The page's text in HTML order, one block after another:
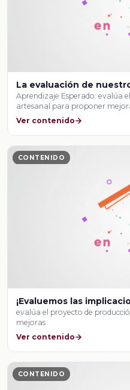
La evaluación de
Aprendizaje Esperado: evalúa
artesanal para proponer
Ver contenido
CONTENIDO
¡Evaluemos las
evalúa el proyecto de
mejoras
Ver contenido
CONTENIDO